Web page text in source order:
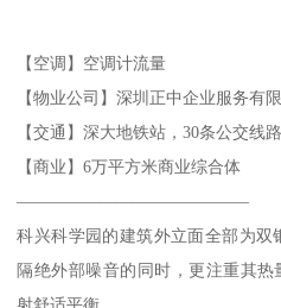
【空调】空调计流量
【物业公司】深圳正中企业服务有
【交通】深大地铁站，30条公交线路
【商业】6万平方米商业综合体
——————————————
科兴科学园的建筑外立面全部为双
隔绝外部噪音的同时，更注重其
射舒适平衡。